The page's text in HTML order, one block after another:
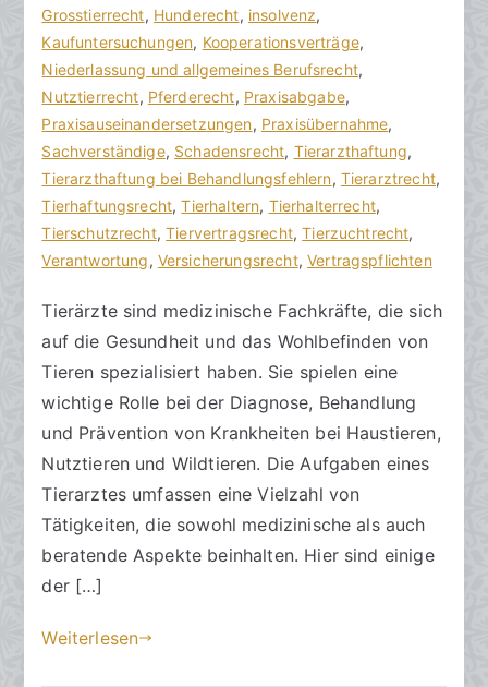
R
e
c
h
t
s
a
n
w
ä
t
e
e
r
ö
f
f
e
n
t
l
i
h
t
a
m
p
r
i
l
0
Grosstierrecht, Hunderecht, insolvenz,
Kaufuntersuchungen, Kooperationsverträge,
Niederlassung und allgemeines Berufsrecht,
Nutztierrecht, Pferderecht, Praxisabgabe,
Praxisauseinandersetzungen, Praxisübernahme,
Sachverständige, Schadensrecht, Tierarzthaftung,
Tierarzthaftung bei Behandlungsfehlern, Tierarztrecht,
Tierhaftungsrecht,Tierhaltern, Tierhalterrecht,
Tierschutzrecht,Tiervertragsrecht,Tierzuchtrecht,
Verantwortung, Versicherungsrecht,Vertragspflichten
m
e
n
t
a
r
e
zu
Tierarztaufgaben
und
Verantwortung
Tierärzte sind medizinische Fachkräfte, die sich
auf die Gesundheit und das Wohlbefinden von
Tieren spezialisiert haben. Sie spielen eine
wichtige Rolle bei der Diagnose, Behandlung
und Prävention von Krankheiten bei Haustieren,
Nutztieren und Wildtieren. Die Aufgaben eines
Tierarztes umfassen eine Vielzahl von
Tätigkeiten, die sowohl medizinische als auch
beratende Aspekte beinhalten. Hier sind einige
der […]
Weiterlesen